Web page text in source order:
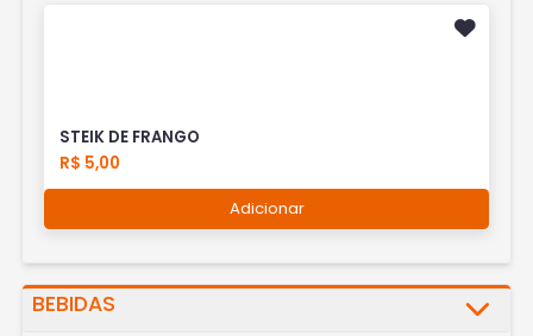
STEIK DE FRANGO
R$ 5,00
Adicionar
BEBIDAS